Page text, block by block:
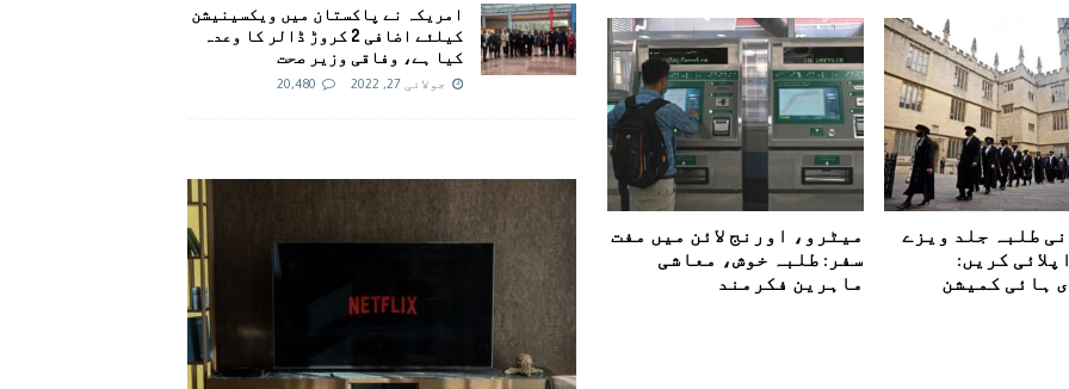
طلبہ جلد ویزے
کریں:
ہائی کمیشن
میٹرو، اورنج لائن میں مفت
سفر: طلبہ خوش، معاشی
ماہرین فکرمند
امريکہ نے پاکستان میں ویکسینیشن
کیلئے اضافی 2 کروڑ ڈالر کا وعدہ
کیا ہے، وفاقی وزیر صحت
جولائی 27, 2022 20,480